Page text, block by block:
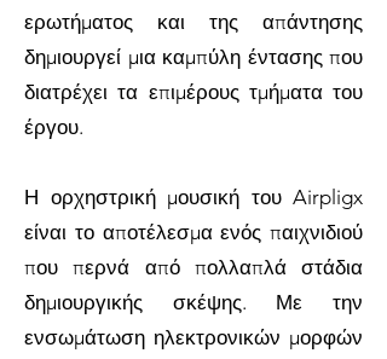
ερωτήματος και της απάντησης
δημιουργεί μια καμπύλη έντασης που
διατρέχει τα επιμέρους τμήματα του
έργου.
Η ορχηστρική μουσική του Airpligx
είναι το αποτέλεσμα ενός παιχνιδιού
που περνά από πολλαπλά στάδια
δημιουργικής σκέψης. Με την
ενσωμάτωση ηλεκτρονικών μορφών